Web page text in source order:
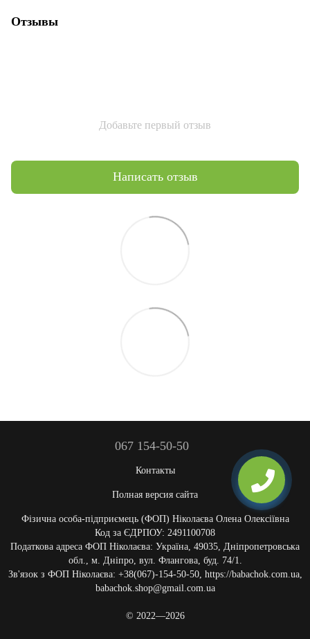
Отзывы
Добавьте первый отзыв
Написать отзыв
067 154-50-50
Контакты
Полная версия сайта
Фізична особа-підприємець (ФОП) Ніколаєва Олена Олексіївна
Код за ЄДРПОУ: 2491100708
Податкова адреса ФОП Ніколаєва: Україна, 49035, Дніпропетровська
обл., м. Дніпро, вул. Флангова, буд. 74/1.
Зв'язок з ФОП Ніколаєва: +38(067)-154-50-50, https://babachok.com.ua,
babachok.shop@gmail.com.ua
© 2022—2026